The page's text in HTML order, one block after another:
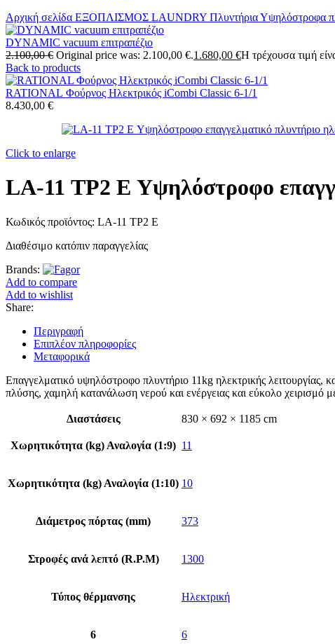
Αρχική σελίδα ΕΞΟΠΛΙΣΜΟΣ LAUNDRY ΠλυντήριαΥψηλόστροφα
DYNAMIC vacuum επιτραπέζιο
2.100,00€ Original price was: 2.100,00 €.1.680,00 €Η τρέχουσα τιμή
Back to products
RATIONAL Φούρνος Ηλεκτρικός iCombi Classic 6-1/1
8.430,00 €
Click to enlarge
LA-11 TP2 E Υψηλόστροφο
Κωδικός προϊόντος: LA-11 TP2 E
Διαθέσιμο κατόπιν παραγγελίας
Brands:
Add to compare
Add to wishlist
Share:
Περιγραφή
Επιπλέον πληροφορίες
Μεταφορικά
Επαγγελματικό υψηλόστροφο πλυντήριο 11kg ηλεκτρικής λειτουργίας,
πλύσης, χαμηλή κατανάλωση νερού και ενέργειας και εύκολο χειρισμό
Διαστάσεις 830 × 692 × 1185 cm
Χωρητικότητα (kg) Αναλογία (1:9) 11
Χωρητικότητα (kg) Αναλογία (1:10) 10
Διάμετρος πόρτας (mm) 373
Στροφές ανά λεπτό (R.P.M) 1300
Τύπος θέρμανσης Ηλεκτρική
6 6